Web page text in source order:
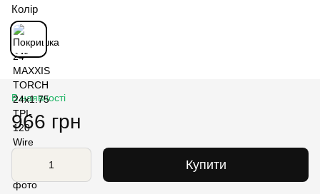
Колір
В наявності
966 грн
Купити